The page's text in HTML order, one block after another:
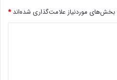
بخش‌های موردنیاز علامت‌گذاری شده‌اند*